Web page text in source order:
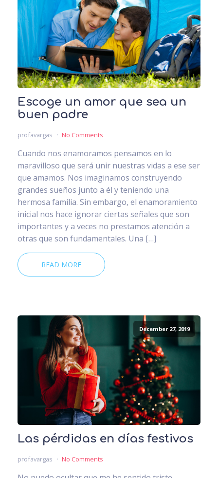
Escoge un amor que sea un
buen padre
profavargas No Comments
Cuando nos enamoramos pensamos en lo
maravilloso que será unir nuestras vidas a ese ser
que amamos. Nos imaginamos construyendo
grandes sueños junto a él y teniendo una
hermosa familia. Sin embargo, el enamoramiento
inicial nos hace ignorar ciertas señales que son
importantes y a veces no prestamos atención a
otras que son fundamentales. Una […]
READ MORE
December 27, 2019
Las pérdidas en días festivos
profavargas No Comments